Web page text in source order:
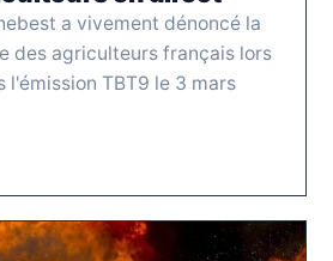
a vivement dénoncé la
des agriculteurs français lors
l'émission TBT9 le 3 mars